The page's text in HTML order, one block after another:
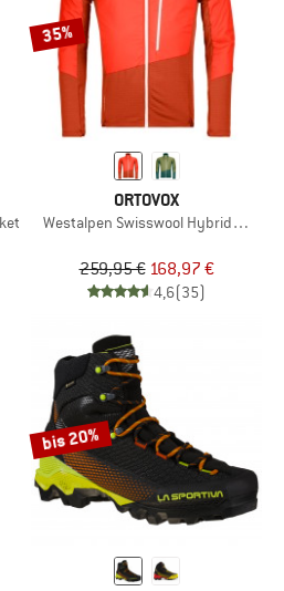
35%
ORTOVOX
Westalpen Swisswool Hybrid Jacket
259,95 € 168,97 €
4,6(35)
bis 20%